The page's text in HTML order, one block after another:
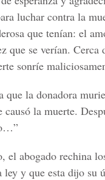
luchar contra la
que tenían: el
que se verían.
sonríe
que la donadora
la muerte.
el abogado rechina
ley y que esta dijo su